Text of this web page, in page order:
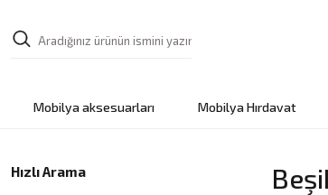
Mobilya aksesuarları Mobilya Hırdavat
Hızlı Arama